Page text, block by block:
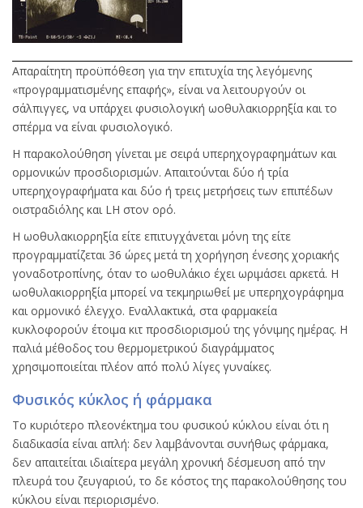
Απαραίτητη προϋπόθεση για την επιτυχία της λεγόμενης
«προγραμματισμένης επαφής», είναι να λειτουργούν οι
σάλπιγγες, να υπάρχει φυσιολογική ωοθυλακιορρηξία και το
σπέρμα να είναι φυσιολογικό.
Η παρακολούθηση γίνεται με σειρά υπερηχογραφημάτων και
ορμονικών προσδιορισμών. Απαιτούνται δύο ή τρία
υπερηχογραφήματα και δύο ή τρεις μετρήσεις των επιπέδων
οιστραδιόλης και LH στον ορό.
Η ωοθυλακιορρηξία είτε επιτυγχάνεται μόνη της είτε
προγραμματίζεται 36 ώρες μετά τη χορήγηση ένεσης χοριακής
γοναδοτροπίνης, όταν το ωοθυλάκιο έχει ωριμάσει αρκετά. Η
ωοθυλακιορρηξία μπορεί να τεκμηριωθεί με υπερηχογράφημα
και ορμονικό έλεγχο. Εναλλακτικά, στα φαρμακεία
κυκλοφορούν έτοιμα κιτ προσδιορισμού της γόνιμης ημέρας. Η
παλιά μέθοδος του θερμομετρικού διαγράμματος
χρησιμοποιείται πλέον από πολύ λίγες γυναίκες.
Φυσικός κύκλος ή φάρμακα
Το κυριότερο πλεονέκτημα του φυσικού κύκλου είναι ότι η
διαδικασία είναι απλή: δεν λαμβάνονται συνήθως φάρμακα,
δεν απαιτείται ιδιαίτερα μεγάλη χρονική δέσμευση από την
πλευρά του ζευγαριού, το δε κόστος της παρακολούθησης του
κύκλου είναι περιορισμένο.